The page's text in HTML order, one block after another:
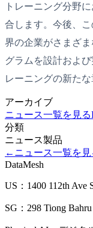
トレーニング分野
合します。今後、
界の企業がさまざ
グラムを設計およ
レーニングの新たな
アーカイブ
ニュース一覧を見る
分類
ニュース製品
← ニュース一覧を見
DataMesh
US：1400 112th Ave
SG：298 Tiong